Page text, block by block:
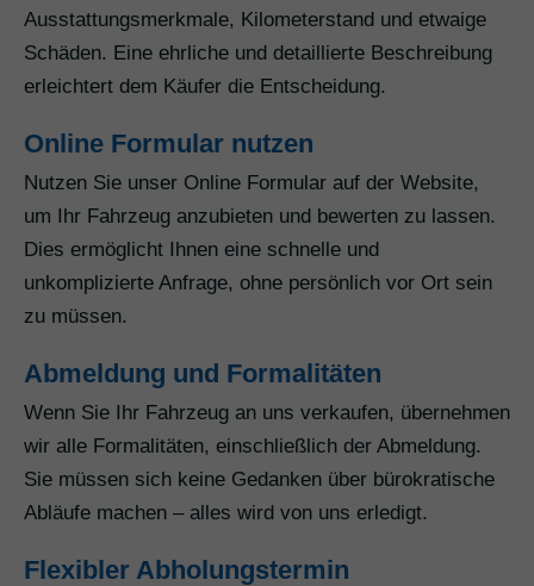
Ausstattungsmerkmale, Kilometerstand und etwaige
Schäden. Eine ehrliche und detaillierte Beschreibung
erleichtert dem Käufer die Entscheidung.
Online Formular nutzen
Nutzen Sie unser Online Formular auf der Website,
um Ihr Fahrzeug anzubieten und bewerten zu lassen.
Dies ermöglicht Ihnen eine schnelle und
unkomplizierte Anfrage, ohne persönlich vor Ort sein
zu müssen.
Abmeldung und Formalitäten
Wenn Sie Ihr Fahrzeug an uns verkaufen, übernehmen
wir alle Formalitäten, einschließlich der Abmeldung.
Sie müssen sich keine Gedanken über bürokratische
Abläufe machen – alles wird von uns erledigt.
Flexibler Abholungstermin